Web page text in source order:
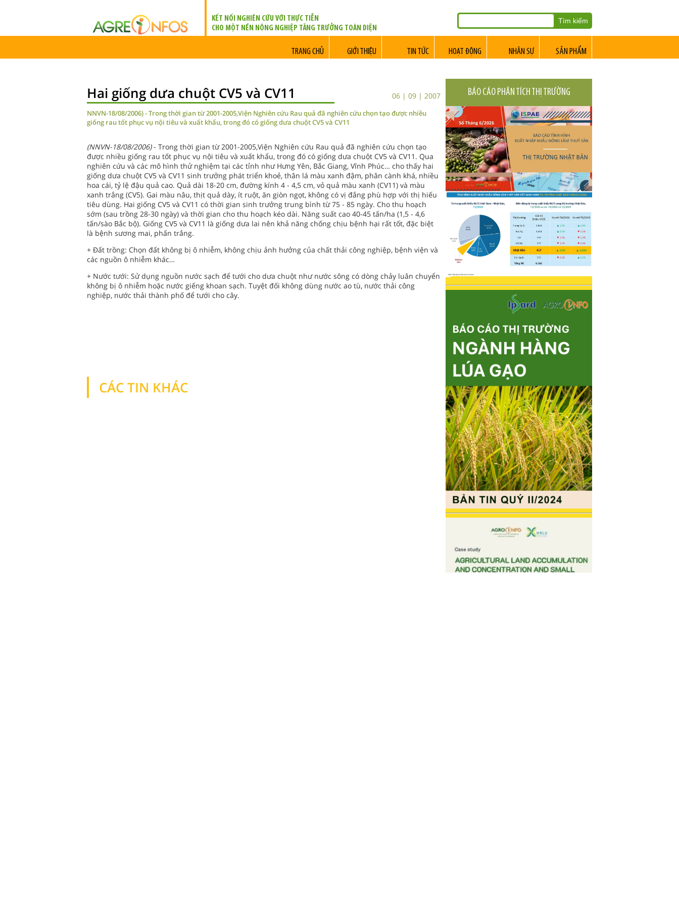
KẾT NỐI NGHIÊN CỨU VỚI THỰC TIỄN
CHO MỘT NỀN NÔNG NGHIỆP TĂNG TRƯỞNG TOÀN DIỆN
TRANG CHỦ GIỚI THIỆU TIN TỨC HOẠT ĐỘNG NHÂN SỰ SẢN PHẨM
Hai giống dưa chuột CV5 và CV11 06 | 09 | 2007
NNVN-18/08/2006) - Trong thời gian từ 2001-2005,Viện Nghiên cứu Rau quả đã nghiên cứu chọn tạo được nhiều
giống rau tốt phục vụ nội tiêu và xuất khẩu, trong đó có giống dưa chuột CV5 và CV11
(NNVN-18/08/2006)- Trong thời gian từ 2001-2005,Viện Nghiên cứu Rau quả đã nghiên cứu chọn tạo
được nhiều giống rau tốt phục vụ nội tiêu và xuất khẩu, trong đó có giống dưa chuột CV5 và CV11. Qua
nghiên cứu và các mô hình thử nghiệm tại các tỉnh như Hưng Yên, Bắc Giang, Vĩnh Phúc… cho thấy hai
giống dưa chuột CV5 và CV11 sinh trưởng phát triển khoẻ, thân lá màu xanh đậm, phân cành khá, nhiều
hoa cái, tỷ lệ đậu quả cao. Quả dài 18-20 cm, đường kính 4 - 4,5 cm, vỏ quả màu xanh (CV11) và màu
xanh trắng (CV5). Gai màu nâu, thịt quả dày, ít ruột, ăn giòn ngọt, không có vị đắng phù hợp với thị hiếu
tiêu dùng. Hai giống CV5 và CV11 có thời gian sinh trưởng trung bình từ 75 - 85 ngày. Cho thu hoạch
sớm (sau trồng 28-30 ngày) và thời gian cho thu hoạch kéo dài. Năng suất cao 40-45 tấn/ha (1,5 - 4,6
tấn/sào Bắc bộ). Giống CV5 và CV11 là giống dưa lai nên khả năng chống chịu bệnh hại rất tốt, đặc biệt
là bệnh sương mai, phấn trắng.
+ Đất trồng: Chọn đất không bị ô nhiễm, không chịu ảnh hưởng của chất thải công nghiệp, bệnh viện và
các nguồn ô nhiễm khác…
+ Nước tưới: Sử dụng nguồn nước sạch để tưới cho dưa chuột như nước sông có dòng chảy luân chuyển
không bị ô nhiễm hoặc nước giếng khoan sạch. Tuyệt đối không dùng nước ao tù, nước thải công
nghiệp, nước thải thành phố để tưới cho cây.
CÁC TIN KHÁC
BÁO CÁO PHÂN TÍCH THỊ TRƯỜNG